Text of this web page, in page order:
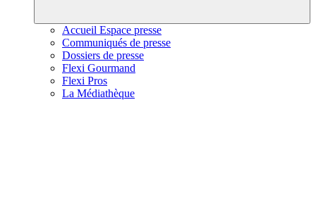
Accueil Espace presse
Communiqués de presse
Dossiers de presse
Flexi Gourmand
Flexi Pros
La Médiathèque